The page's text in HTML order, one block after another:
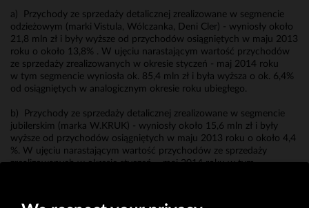
a) Przychody ze sprzedaży detalicznej zrealizowane w segmencie
odzieżowym (marki Vistula, Wólczanka, Deni Cler) - wyniosły około
21,8 mln zł i były wyższe od przychodów osiągniętych w maju 2013
roku o około 13,8% . W ujęciu narastającym wartość przychodów
ze sprzedaży zrealizowanych w okresie styczeń - maj 2014 roku
w tym segmencie wyniosła ok. 85,4 mln zł i była wyższa o ok. 6,4%
od osiągniętych w analogicznym okresie roku ubiegłego.
b) Przychody ze sprzedaży detalicznej zrealizowane w segmencie
jubilerskim (marka W.KRUK) - wyniosły około 15,6 mln zł i były
wyższe od przychodów osiągniętych w maju 2013 roku o około 4,4
%. W ujęciu narastającym wartość przychodów ze sprzedaży
zrealizowanych w okresie styczeń – maj 2014 roku w tym